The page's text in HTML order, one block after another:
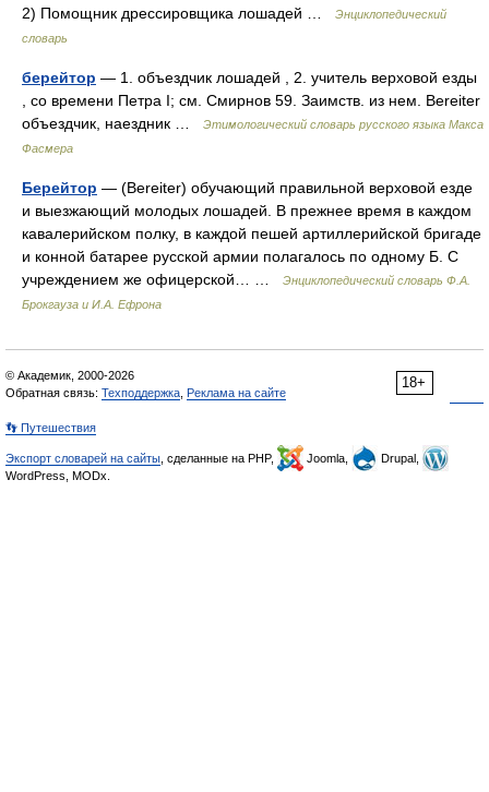
2) Помощник дрессировщика лошадей …
Энциклопедический
словарь
берейтор — 1. объездчик лошадей , 2. учитель верховой езды
, со времени Петра I; см. Смирнов 59. Заимств. из нем. Bereiter
объездчик, наездник …
Этимологический словарь русского языка Макса
Фасмера
Берейтор — (Bereiter) обучающий правильной верховой езде
и выезжающий молодых лошадей. В прежнее время в каждом
кавалерийском полку, в каждой пешей артиллерийской бригаде
и конной батарее русской армии полагалось по одному Б. С
учреждением же офицерской… …
Энциклопедический словарь Ф.А.
Брокгауза и И.А. Ефрона
18+
© Академик, 2000-2026
Обратная связь: Техподдержка Реклама на сайте
👣 Путешествия
Экспорт словарей на сайты , сделанные на PHP, Joomla,
Drupal,
WordPress, MODx.